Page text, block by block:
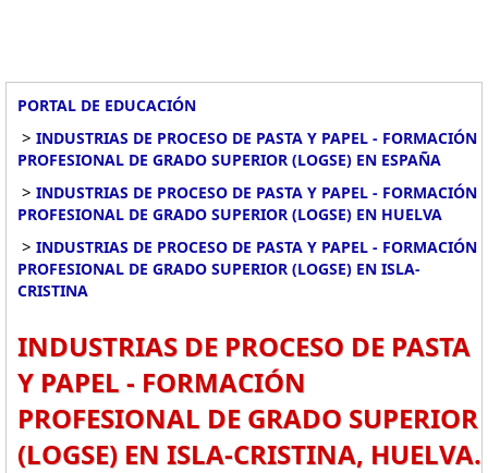
PORTAL DE EDUCACIÓN
> INDUSTRIAS DE PROCESO DE PASTA Y PAPEL - FORMACIÓN
PROFESIONAL DE GRADO SUPERIOR (LOGSE) EN ESPAÑA
> INDUSTRIAS DE PROCESO DE PASTA Y PAPEL - FORMACIÓN
PROFESIONAL DE GRADO SUPERIOR (LOGSE) EN HUELVA
> INDUSTRIAS DE PROCESO DE PASTA Y PAPEL - FORMACIÓN
PROFESIONAL DE GRADO SUPERIOR (LOGSE) EN ISLA-
CRISTINA
INDUSTRIAS DE PROCESO DE PASTA
Y PAPEL - FORMACIÓN
PROFESIONAL DE GRADO SUPERIOR
(LOGSE) EN ISLA-CRISTINA, HUELVA.